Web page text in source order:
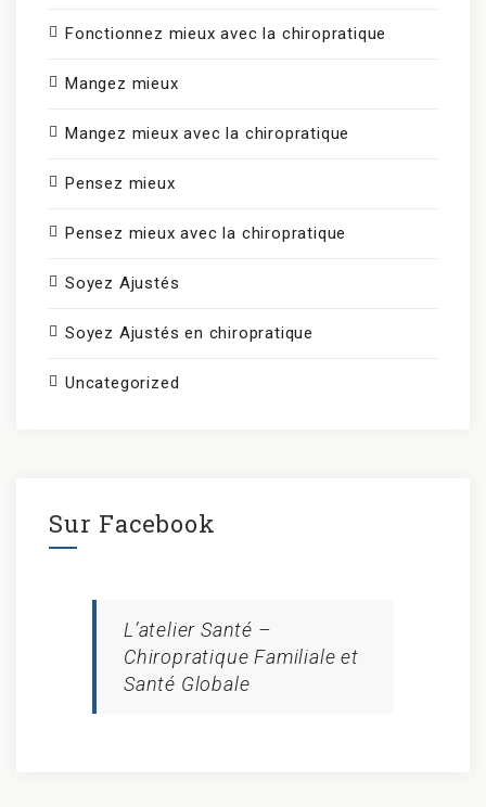
Fonctionnez mieux avec la chiropratique
Mangez mieux
Mangez mieux avec la chiropratique
Pensez mieux
Pensez mieux avec la chiropratique
Soyez Ajustés
Soyez Ajustés en chiropratique
Uncategorized
Sur Facebook
L’atelier Santé –
Chiropratique Familiale et
Santé Globale